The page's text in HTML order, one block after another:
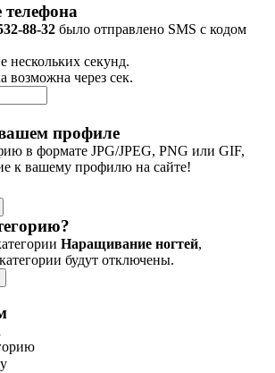
88-32 было отправлено SMS с кодом
нескольких секунд.
возможна через сек.
профиле
в формате JPG/JPEG, PNG или GIF,
к вашему профилю на сайте!
Наращивание ногтей,
будут отключены.